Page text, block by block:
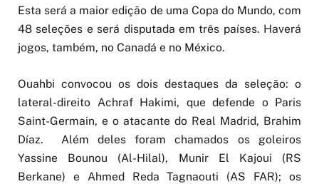
Esta será a maior edição de uma Copa do Mundo, com
48 seleções e será disputada em três países. Haverá
jogos, também, no Canadá e no México.
Ouahbi convocou os dois destaques da seleção: o
lateral-direito Achraf Hakimi, que defende o Paris
Saint-Germain, e o atacante do Real Madrid, Brahim
Díaz. Além deles foram chamados os goleiros
Yassine Bounou (Al-Hilal), Munir El Kajoui (RS
Berkane) e Ahmed Reda Tagnaouti (AS FAR); os